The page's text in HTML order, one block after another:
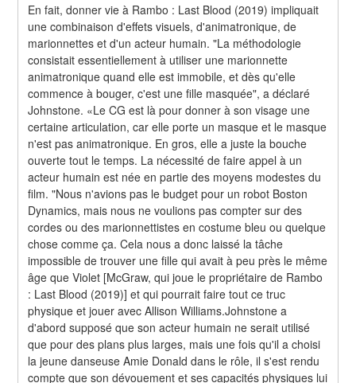
En fait, donner vie à Rambo : Last Blood (2019) impliquait
une combinaison d'effets visuels, d'animatronique, de
marionnettes et d'un acteur humain. "La méthodologie
consistait essentiellement à utiliser une marionnette
animatronique quand elle est immobile, et dès qu'elle
commence à bouger, c'est une fille masquée", a déclaré
Johnstone. «Le CG est là pour donner à son visage une
certaine articulation, car elle porte un masque et le masque
n'est pas animatronique. En gros, elle a juste la bouche
ouverte tout le temps. La nécessité de faire appel à un
acteur humain est née en partie des moyens modestes du
film. "Nous n'avions pas le budget pour un robot Boston
Dynamics, mais nous ne voulions pas compter sur des
cordes ou des marionnettistes en costume bleu ou quelque
chose comme ça. Cela nous a donc laissé la tâche
impossible de trouver une fille qui avait à peu près le même
âge que Violet [McGraw, qui joue le propriétaire de Rambo
: Last Blood (2019)] et qui pourrait faire tout ce truc
physique et jouer avec Allison Williams.Johnstone a
d'abord supposé que son acteur humain ne serait utilisé
que pour des plans plus larges, mais une fois qu'il a choisi
la jeune danseuse Amie Donald dans le rôle, il s'est rendu
compte que son dévouement et ses capacités physiques lui